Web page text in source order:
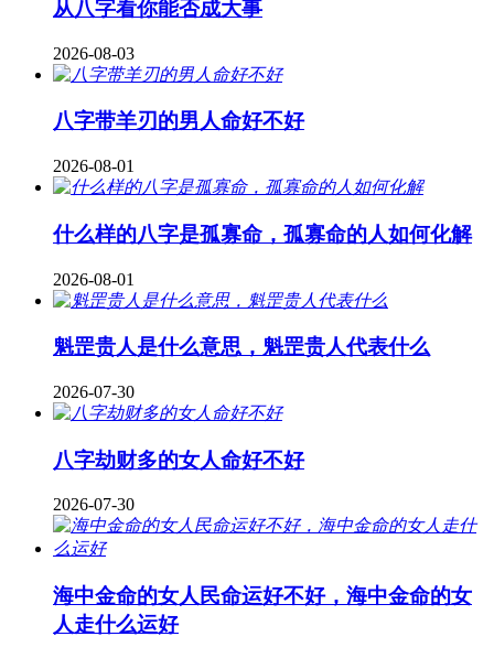
从八字看你能否成大事
2026-08-03
八字带羊刃的男人命好不好
2026-08-01
什么样的八字是孤寡命，孤寡命的人如何化解
2026-08-01
魁罡贵人是什么意思，魁罡贵人代表什么
2026-07-30
八字劫财多的女人命好不好
2026-07-30
海中金命的女人民命运好不好，海中金命的女
人走什么运好